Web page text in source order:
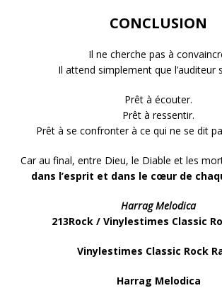
CONCLUSION
Il ne cherche pas à
Il attend simplement que l’auditeur
Prêt à écouter.
Prêt à ressentir.
Prêt à se confronter à ce qui ne se dit
Car au final, entre Dieu, le Diable et les
dans l’esprit et dans le cœur de
Harrag Melodica
213Rock / Vinylestimes Classic
Vinylestimes Classic Rock
Harrag Melodica